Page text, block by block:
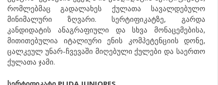
რომლებმაც გადალახეს ქულათა სავალდებულო
მინიმალური ზღვარი. სერტიფიკატზე, გარდა
კანდიდატის ანაგრაფიული და სხვა მონაცემებისა,
მითითებულია იტალიური ენის კომპეტენციის დონე,
ცალკეულ უნარ-ჩვევაში მიღებული ქულები და საერთო
ქულათა ჯამი.